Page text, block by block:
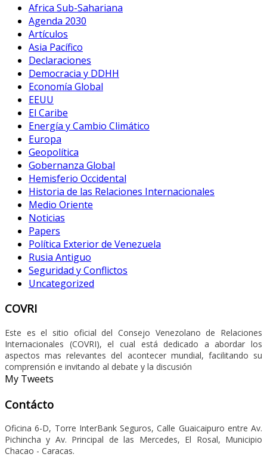
Africa Sub-Sahariana
Agenda 2030
Artículos
Asia Pacífico
Declaraciones
Democracia y DDHH
Economía Global
EEUU
El Caribe
Energía y Cambio Climático
Europa
Geopolítica
Gobernanza Global
Hemisferio Occidental
Historia de las Relaciones Internacionales
Medio Oriente
Noticias
Papers
Política Exterior de Venezuela
Rusia Antiguo
Seguridad y Conflictos
Uncategorized
COVRI
Este es el sitio oficial del Consejo Venezolano de Relaciones
Internacionales (COVRI), el cual está dedicado a abordar los
aspectos mas relevantes del acontecer mundial, facilitando su
comprensión e invitando al debate y la discusión
My Tweets
Contácto
Oficina 6-D, Torre InterBank Seguros, Calle Guaicaipuro entre Av.
Pichincha y Av. Principal de las Mercedes, El Rosal, Municipio
Chacao - Caracas.